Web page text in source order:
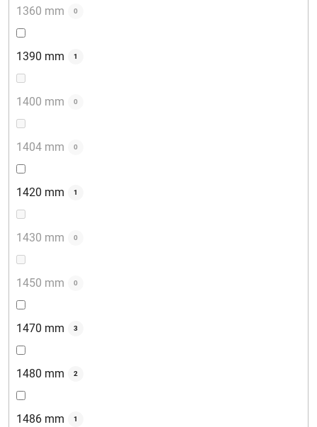
1360 mm 0
1390 mm 1
1400 mm 0
1404 mm 0
1420 mm 1
1430 mm 0
1450 mm 0
1470 mm 3
1480 mm 2
1486 mm 1